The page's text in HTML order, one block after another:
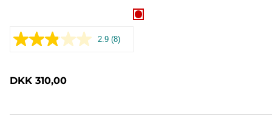
2.9 Læs
(8)
DKK 310,00